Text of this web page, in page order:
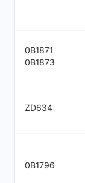
0B1871
0B1873
ZD634
0B1796